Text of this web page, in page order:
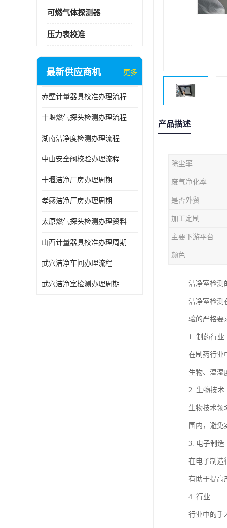
可燃气体探测器
压力表校准
最新供应商机 更多
赤壁计量器具校准办理流程
十堰燃气探头检测办理流程
湖南洁净度检测办理流程
中山安全阀校验办理流程
十堰洁净厂房办理周期
孝感洁净厂房办理周期
太原燃气探头检测办理资料
山西计量器具校准办理周期
武穴洁净车间办理流程
武穴洁净室检测办理周期
产品描述
除尘率
废气净化率
是否外贸
加工定制
主要下游平台
颜色
洁净室检测
洁净室检测
验的严格要
1. 制药行业
在制药行业
生物、温湿
2. 生物技术
生物技术领
围内，避免
3. 电子制造
在电子制造
有助于提高
4. 行业
行业中的手